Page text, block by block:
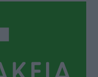
πολλές νίκες μαζί»